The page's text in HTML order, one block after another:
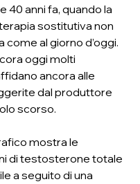
40 anni fa, quando la
sostitutiva non
al giorno d’oggi.
oggi molti
ancora alle
dal produttore
scorso.
mostra le
di testosterone totale
a seguito di una